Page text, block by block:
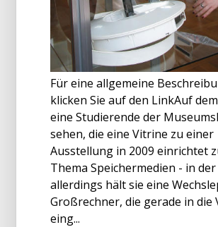
Für eine allgemeine
klicken Sie auf den LinkAuf
eine Studierende der
sehen, die eine Vitrine zu einer
Ausstellung in 2009 einrichtet
Thema Speichermedien - in der
allerdings hält sie eine
Großrechner, die gerade in die
eing...